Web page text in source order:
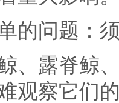
的问题：
、露脊鲸
观察它们